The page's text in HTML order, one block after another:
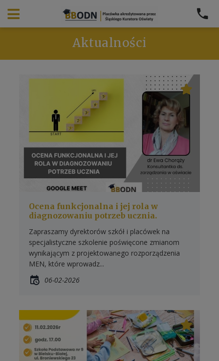
Aktualności
Ocena funkcjonalna i jej rola w
diagnozowaniu potrzeb ucznia.
Zapraszamy dyrektorów szkół i placówek na
specjalistyczne szkolenie poświęcone zmianom
wynikającym z projektowanego rozporządzenia
MEN, które wprowadz...
06-02-2026